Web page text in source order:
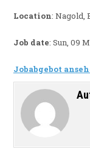
Location: Nagold,
Job date: Sun, 09
Jobabgebot